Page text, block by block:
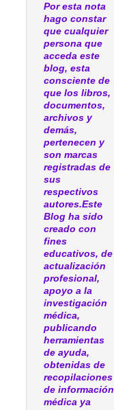
Por esta nota
hago constar
que cualquier
persona que
acceda este
blog, esta
consciente de
que los libros,
documentos,
archivos y
demás,
pertenecen y
son marcas
registradas de
sus
respectivos
autores.Este
Blog ha sido
creado con
fines
educativos, de
actualización
profesional,
apoyo a la
investigación
médica,
publicando
herramientas
de ayuda,
obtenidas de
recopilaciones
de información
médica ya